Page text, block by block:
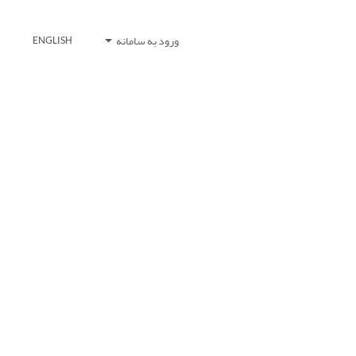
ورود به سامانه ENGLISH